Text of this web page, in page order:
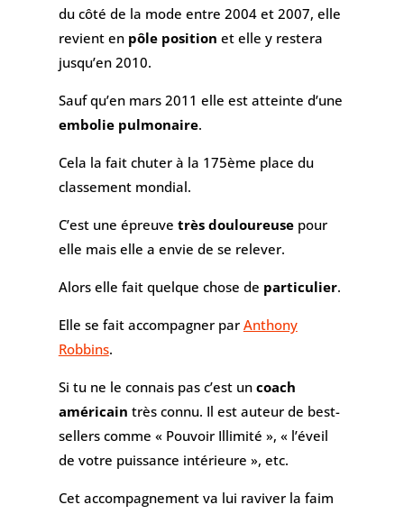
du côté de la mode entre 2004 et 2007, elle
revient en pôle position et elle y restera
jusqu’en 2010.
Sauf qu’en mars 2011 elle est atteinte d’une
embolie pulmonaire.
Cela la fait chuter à la 175ème place du
classement mondial.
C’est une épreuve très douloureuse pour
elle mais elle a envie de se relever.
Alors elle fait quelque chose de particulier.
Elle se fait accompagner par Anthony
Robbins.
Si tu ne le connais pas c’est un coach
américain très connu. Il est auteur de best-
sellers comme « Pouvoir Illimité », « l’éveil
de votre puissance intérieure », etc.
Cet accompagnement va lui raviver la faim